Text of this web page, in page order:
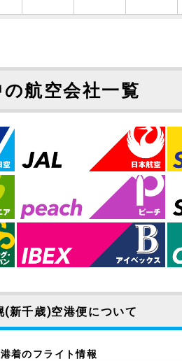
航空会社一覧
(新千歳)空港便について
着のフライト情報